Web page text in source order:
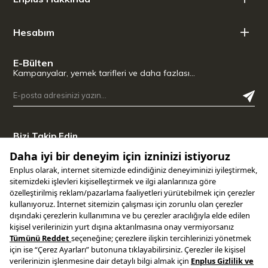
İç haznenin kolay temizlenmesi için çıkarılabilir çarpma çubuğu
Teknik Özellikler
Boyutlar (GxDxY): 16,4 x 16,2 x 16,2 cm
Malzeme: Paslanmaz çelik ve plastik
Kapasite: 20 disk
BPA İçermez
Hesabım
E-Bülten
Kampanyalar, yemek tarifleri ve daha fazlası…
Bizi Takip Edin
Uygulamamızı İndirin
Copyright © 2025 ENPLUS | Tüm hakları saklıdır.